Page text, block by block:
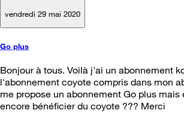
vendredi 29 mai 2020
Go plus
Bonjour à tous. Voilà j'ai un abonnement
l'abonnement coyote compris dans mon
me propose un abonnement Go plus
encore bénéficier du coyote ??? Merci